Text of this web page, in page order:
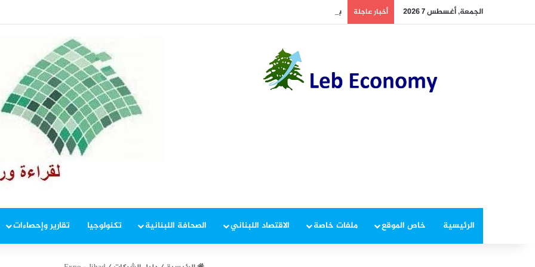
الجمعة, أغسطس 7 2026 أخبار عاجلة بعد طول انتظار… خبر سار لسالكي طريق ضهر البيدر
الرئيسية خاص الموقع ملفات خاصة الاقتصاد اللبناني الصحافة اللبنانية تكنولوجيا تقارير وإحصاءات